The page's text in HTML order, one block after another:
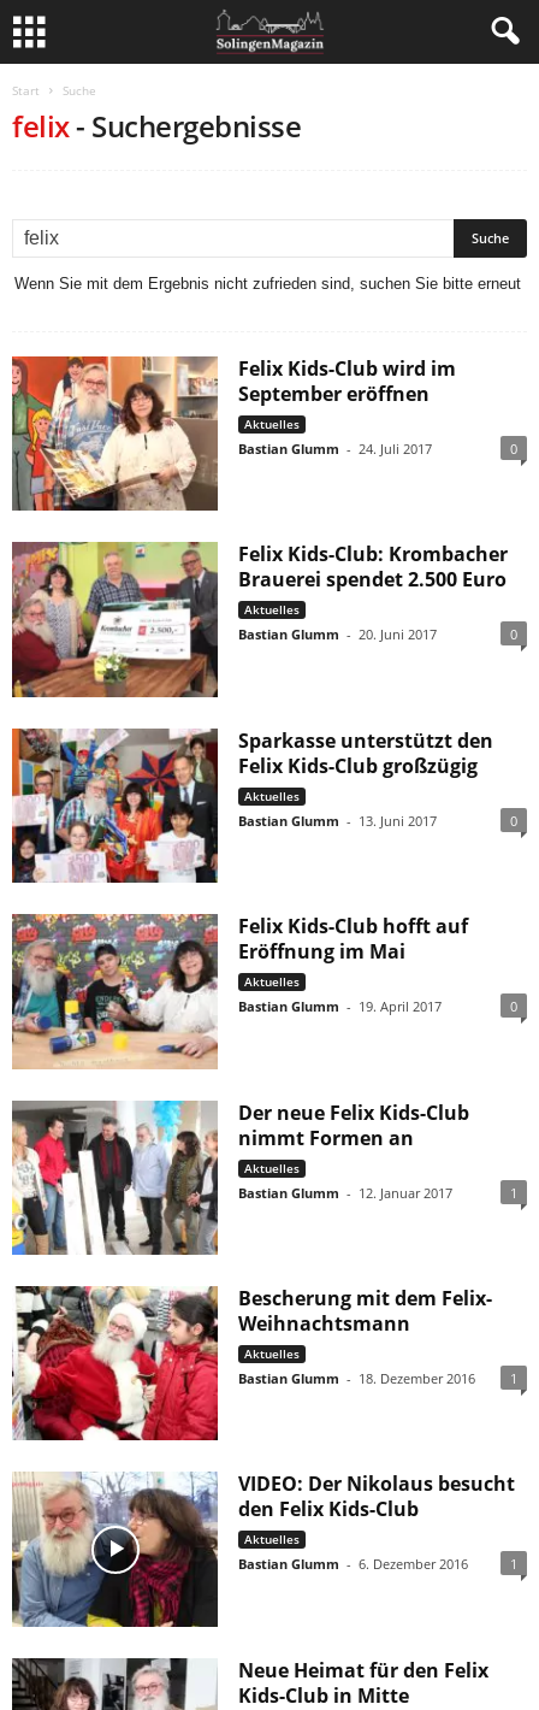
Start Suche
felix- Suchergebnisse
Wenn Sie mit dem Ergebnis nicht zufrieden sind, suchen Sie bitte erneut
Felix Kids-Club wird im
September eröffnen
Aktuelles
Bastian Glumm - 24. Juli 2017 0
Felix Kids-Club: Krombacher
Brauerei spendet 2.500 Euro
Aktuelles
Bastian Glumm - 20. Juni 2017 0
Sparkasse unterstützt den
Felix Kids-Club großzügig
Aktuelles
Bastian Glumm - 13. Juni 2017 0
Felix Kids-Club hofft auf
Eröffnung im Mai
Aktuelles
Bastian Glumm - 19. April 2017 0
Der neue Felix Kids-Club
nimmt Formen an
Aktuelles
Bastian Glumm - 12. Januar 2017 1
Bescherung mit dem Felix-
Weihnachtsmann
Aktuelles
Bastian Glumm - 18. Dezember 2016 1
VIDEO: Der Nikolaus besucht
den Felix Kids-Club
Aktuelles
Bastian Glumm - 6. Dezember 2016 1
Neue Heimat für den Felix
Kids-Club in Mitte